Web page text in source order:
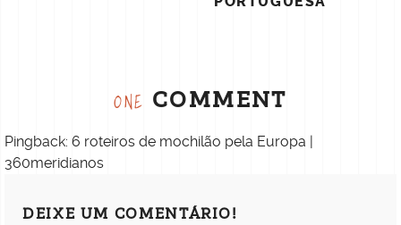
ONE COMMENT
Pingback: 6 roteiros de mochilão pela Europa |
360meridianos
DEIXE UM COMENTÁRIO!